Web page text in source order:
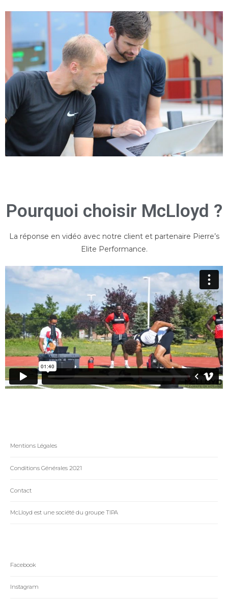
Pourquoi choisir McLloyd ?
La réponse en vidéo avec notre client et partenaire Pierre’s
Elite Performance.
Mentions Légales
Conditions Générales 2021
Contact
McLloyd est une société du groupe TIPA
Facebook
Instagram